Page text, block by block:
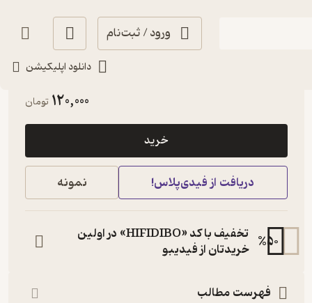
ورود / ثبت‌نام
دانلود اپلیکیشن
حال‌خوب‌کن ✨(
120,000 تومان
خرید
دریافت از فیدی‌پلاس! نمونه
%50
تخفیف با کد «HIFIDIBO» در اولین
خریدتان از فیدیبو
فهرست مطالب